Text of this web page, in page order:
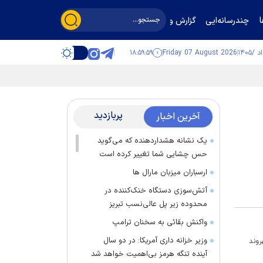
چندرسانه‌ایی گزارش و گفت‌وگو
Friday 07 August 2026 ۱۸:۵۹:۵۹
نه شهروند
آخرین اخبار پربازدید
یک نشانه هشداردهنده که می‌گوید
حس چشایی شما تغییر کرده است
ارسباران میزبان مارال ها
آتش‌سوزی دستگاه خنک‌کننده در
محدوده زیر پل عالی‌نسب تبریز
واکنش بقائی به سخنان ترامپ
وزیر خزانه داری آمریکا: در دو سال
آینده تنگه هرمز بی‌اهمیت خواهد شد